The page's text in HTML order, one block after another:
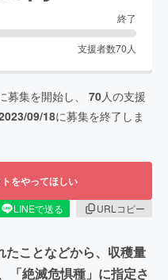
終了
支援者数70 人
募集を開始し、 70人の支援
09/18に募集を終了しま
をやってほしい
LINEで送る
URLコピー
たことなどから、収穫量
「絶滅危惧種」に指定さ